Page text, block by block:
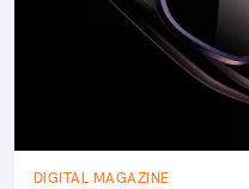
DIGITAL MAGAZINE